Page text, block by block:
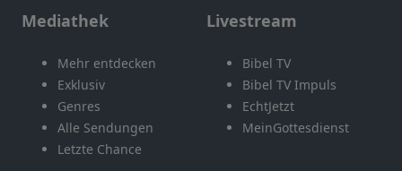
Mediathek
Mehr entdecken
Exklusiv
Genres
Alle Sendungen
Letzte Chance
Livestream
Bibel TV
Bibel TV Impuls
EchtJetzt
MeinGottesdienst